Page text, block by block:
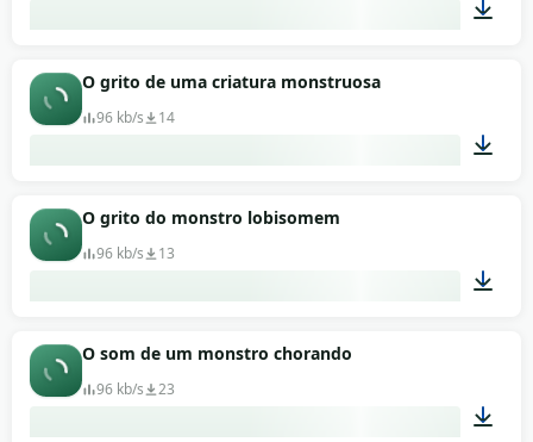
O grito de uma criatura monstruosa
96 kb/s 14
O grito do monstro lobisomem
96 kb/s 13
O som de um monstro chorando
96 kb/s 23